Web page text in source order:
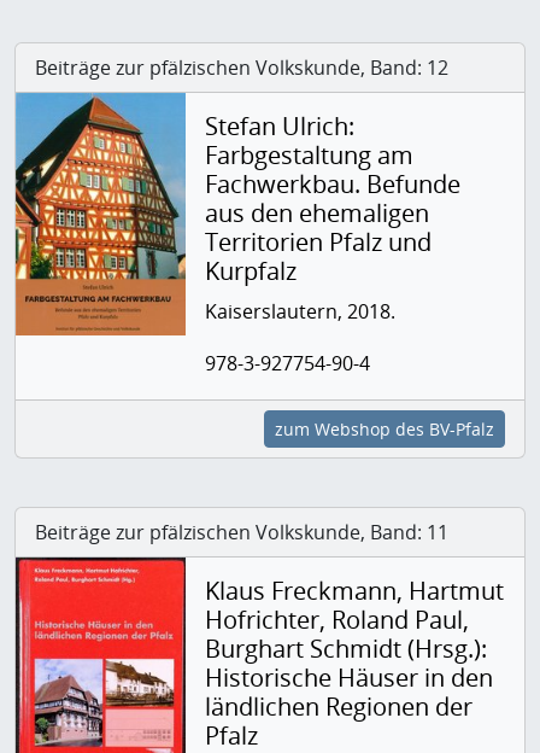
Beiträge zur pfälzischen Volkskunde, Band: 12
Stefan Ulrich:
Farbgestaltung am
Fachwerkbau. Befunde
aus den ehemaligen
Territorien Pfalz und
Kurpfalz
Kaiserslautern, 2018.
978-3-927754-90-4
zum Webshop des BV-Pfalz
Beiträge zur pfälzischen Volkskunde, Band: 11
Klaus Freckmann, Hartmut
Hofrichter, Roland Paul,
Burghart Schmidt (Hrsg.):
Historische Häuser in den
ländlichen Regionen der
Pfalz